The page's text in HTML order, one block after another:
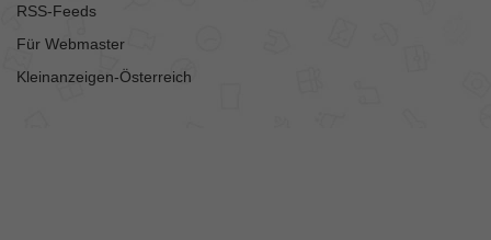
RSS-Feeds
Für Webmaster
Kleinanzeigen-Österreich